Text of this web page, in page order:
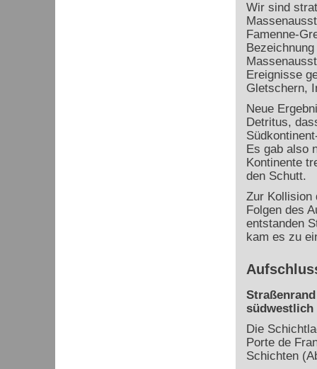
Wir sind
Famenne-
Ereignisse
Gletschern,
Neue
Detritus,
Es gab also
Kontinente
den Schutt.
Zur Kollision
Folgen des
entstanden
kam es zu
südwestlich
Die
Porte de
Schichten